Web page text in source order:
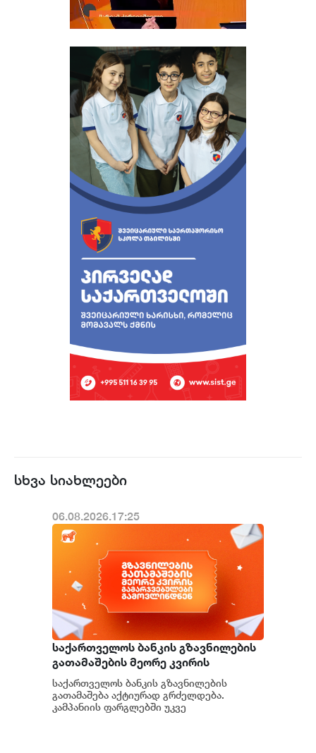
სხვა სიახლეები
06.08.2026.17:25
საქართველოს ბანკის გზავნილების
გათამაშების მეორე კვირის
გამარჯვებულები გამოვლინდნენ
საქართველოს ბანკის გზავნილების
გათამაშება აქტიურად გრძელდება.
კამპანიის ფარგლებში უკვე